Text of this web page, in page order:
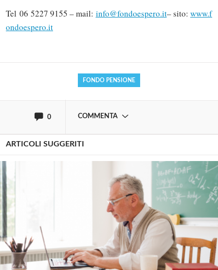
Tel 06 5227 9155 – mail: info@fondoespero.it– sito: www.f
ondoespero.it
FONDO PENSIONE
0 COMMENTA
commentare!
ARTICOLI SUGGERITI